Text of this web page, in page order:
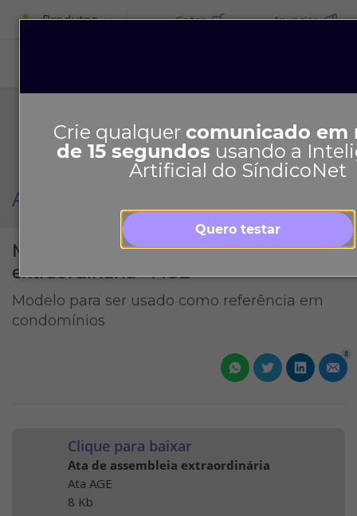
Crie qualquer comunicado em
de 15 segundos usando a
Artificial do SíndicoNet
Quero testar
Produtos Cotar Anunciar
Ata de assembleia extraordinária
Modelo de Ata de assembleia geral
extraordinária - AGE
Modelo para ser usado como referência em
condomínios
8
Clique para baixar
Ata de assembleia extraordinária
Ata AGE
8 Kb